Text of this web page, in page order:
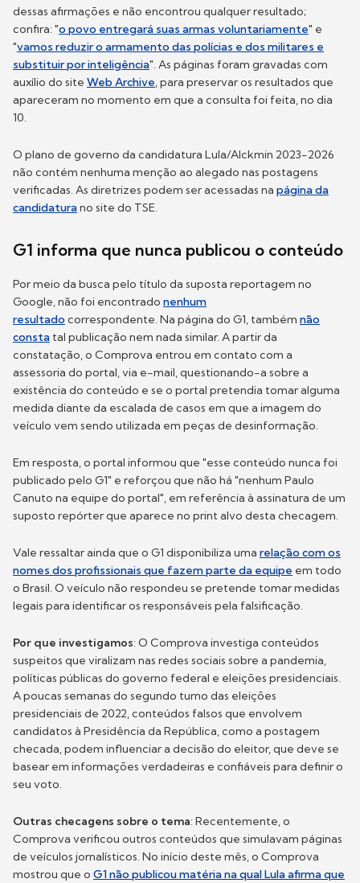
dessas afirmações e não encontrou qualquer resultado;
confira: "o povo entregará suas armas voluntariamente" e
"vamos reduzir o armamento das polícias e dos militares e
substituir por inteligência". As páginas foram gravadas com
auxílio do site Web Archive, para preservar os resultados que
apareceram no momento em que a consulta foi feita, no dia
10.
O plano de governo da candidatura Lula/Alckmin 2023-2026
não contém nenhuma menção ao alegado nas postagens
verificadas. As diretrizes podem ser acessadas na página da
candidaturano site do TSE.
G1 informa que nunca publicou o conteúdo
Por meio da busca pelo título da suposta reportagem no
Google, não foi encontrado nenhum
resultado correspondente. Na página do G1, também não
consta tal publicação nem nada similar. A partir da
constatação, o Comprova entrou em contato com a
assessoria do portal, via e-mail, questionando-a sobre a
existência do conteúdo e se o portal pretendia tomar alguma
medida diante da escalada de casos em que a imagem do
veículo vem sendo utilizada em peças de desinformação.
Em resposta, o portal informou que "esse conteúdo nunca foi
publicado pelo G1" e reforçou que não há "nenhum Paulo
Canuto na equipe do portal", em referência à assinatura de um
suposto repórter que aparece no print alvo desta checagem.
Vale ressaltar ainda que o G1 disponibiliza uma relação com os
nomes dos profissionais que fazem parte da equipe em todo
o Brasil. O veículo não respondeu se pretende tomar medidas
legais para identificar os responsáveis pela falsificação.
Por que investigamos: O Comprova investiga conteúdos
suspeitos que viralizam nas redes sociais sobre a pandemia,
políticas públicas do governo federal e eleições presidenciais.
A poucas semanas do segundo turno das eleições
presidenciais de 2022, conteúdos falsos que envolvem
candidatos à Presidência da República, como a postagem
checada, podem influenciar a decisão do eleitor, que deve se
basear em informações verdadeiras e confiáveis para definir o
seu voto.
Outras checagens sobre o tema: Recentemente, o
Comprova verificou outros conteúdos que simulavam páginas
de veículos jornalísticos. No início deste mês, o Comprova
mostrou que o G1 não publicou matéria na qual Lula afirma que